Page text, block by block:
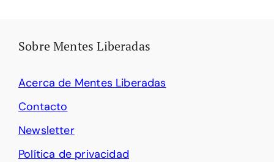
Sobre Mentes Liberadas
Acerca de Mentes Liberadas
Contacto
Newsletter
Política de privacidad